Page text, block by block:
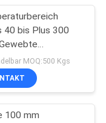
40 bis Plus 300
100 mm
Reibungsmaterial
MOQ:500 Kgs
100 mm